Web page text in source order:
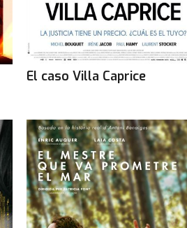
El caso Villa Caprice